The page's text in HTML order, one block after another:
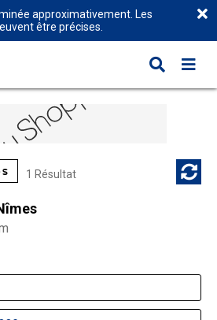
approximativement. Les
être précises.
1 Résultat